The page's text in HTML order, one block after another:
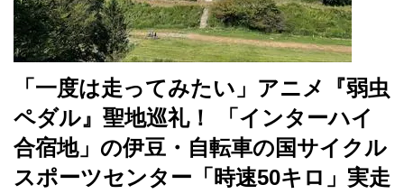
「一度は走ってみたい」アニメ『弱虫
ペダル』聖地巡礼！ 「インターハイ
合宿地」の伊豆・自転車の国サイクル
スポーツセンター「時速50キロ」実走